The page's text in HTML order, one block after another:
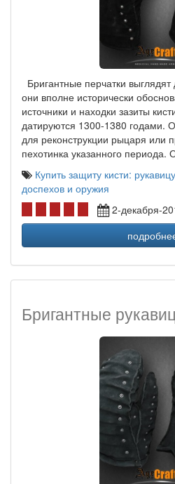
Бригантные перчатки
они вполне исторически
источники и находки зазиты
датируются 1300-1380 годами.
для реконструкции рыцаря или
пехотинка указанного
Купить защиту кисти:
доспехов и оружия
2-декабря-
Бригантные